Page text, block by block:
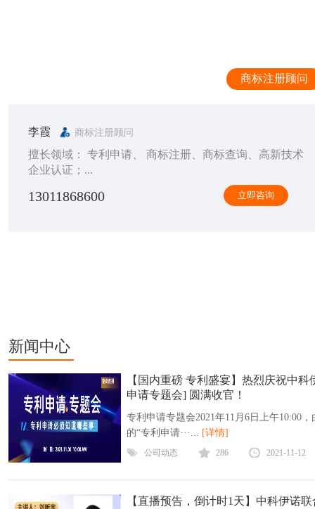
商标注册顾问
李霞 商标注册顾问
擅长领域： 专利申请、 商标注册、商标查询、高新技术
企业认证；...
13011868600 立即咨询
新闻中心
【国内重磅 专利盛宴】热烈庆祝中
申请专题会] 圆满收官！
专利申请专题会2021年11月6日上午10:00
的“专利申请···... [详情]
公司动态 286 2021-11-12
【直播预告，倒计时1天】中科伊诺